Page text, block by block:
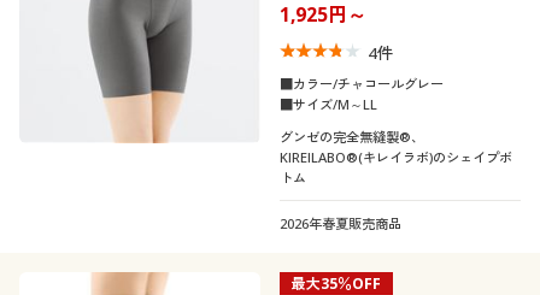
1,925円～
4件
■カラー/チャコールグレー
■サイズ/M～LL
グンゼの完全無縫製®、
KIREILABO®(キレイラボ)のシェイプボ
トム
2026年春夏販売商品
最大35％OFF